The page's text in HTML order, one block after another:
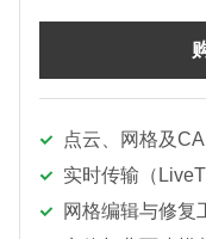
点云、网格及
实时传输（
网格编辑与修复